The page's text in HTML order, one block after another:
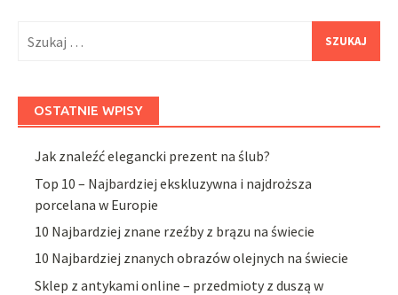
OSTATNIE WPISY
Jak znaleźć elegancki prezent na ślub?
Top 10 – Najbardziej ekskluzywna i najdroższa
porcelana w Europie
10 Najbardziej znane rzeźby z brązu na świecie
10 Najbardziej znanych obrazów olejnych na świecie
Sklep z antykami online – przedmioty z duszą w